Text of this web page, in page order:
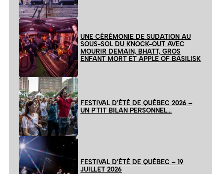
UNE CÉRÉMONIE DE SUDATION AU
SOUS-SOL DU KNOCK-OUT AVEC
MOURIR DEMAIN, BHATT, GROS
ENFANT MORT ET APPLE OF BASILISK
FESTIVAL D’ÉTÉ DE QUÉBEC 2026 –
UN P’TIT BILAN PERSONNEL…
FESTIVAL D’ÉTÉ DE QUÉBEC – 19
JUILLET 2026